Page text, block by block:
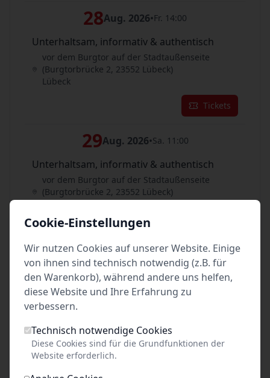
28Aug. 2026•Fr. 14:00
Unterhaltsam, informativ & authentisch
vor dem Burgtor auf der Stadtaußenseite
(Burgtorbrücke 2, 23552 Lübeck)
Lübeck
Tickets
29Aug. 2026•Sa. 11:00
Unterhaltsam, informativ & authentisch
vor dem Burgtor auf der Stadtaußenseite
(Burgtorbrücke 2, 23552 Lübeck)
Lübeck
29Aug. 2026•Sa. 14:00
Unterhaltsam, informativ & authentisch
vor dem Burgtor auf der Stadtaußenseite
Lübeck
Tickets
Cookie-Einstellungen
Wir nutzen Cookies auf unserer Website. Einige
von ihnen sind technisch notwendig (z.B. für
den Warenkorb), während andere uns helfen,
diese Website und Ihre Erfahrung zu
verbessern.
Technisch notwendige Cookies
Diese Cookies sind für die Grundfunktionen der
Website erforderlich.